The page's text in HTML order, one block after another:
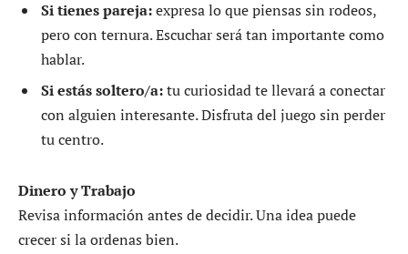
Si tienes pareja:expresa lo que piensas sin rodeos,
pero con ternura. Escuchar será tan importante como
hablar.
Si estás soltero/a:tu curiosidad te llevará a conectar
con alguien interesante. Disfruta del juego sin perder
tu centro.
Dinero y Trabajo
Revisa información antes de decidir. Una idea puede
crecer si la ordenas bien.